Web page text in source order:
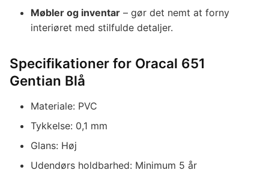
Møbler og inventar – gør det nemt at forny
interiøret med stilfulde detaljer.
Specifikationer for Oracal 651
Gentian Blå
Materiale: PVC
Tykkelse: 0,1 mm
Glans: Høj
Udendørs holdbarhed: Minimum 5 år